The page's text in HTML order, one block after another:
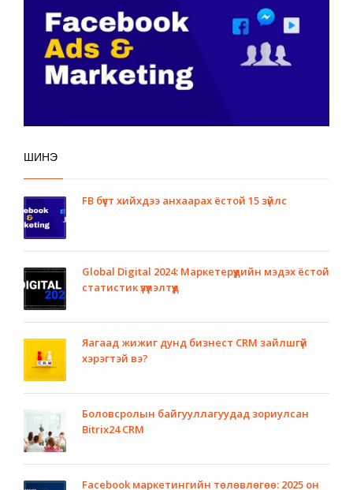
ШИНЭ
FB бүүст хийхдээ анхаарах ёстой 15 зүйлс
Global Digital 2024: Маркетерүүдийн мэдэх ёстой
статистик үзүүлэлтүүд
Яагаад жижиг дунд бизнест CRM зайлшгүй
хэрэгтэй вэ?
Боловсролын байгууллагуудад зориулсан
Bitrix24 CRM
Facebook маркетингийн төлөвлөгөө: 2025 он